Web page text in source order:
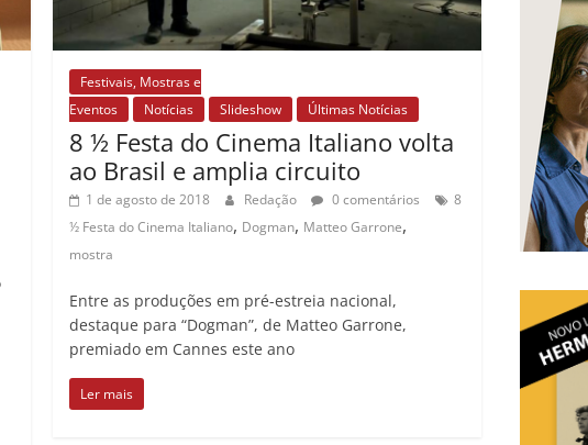
Festivais, Mostras e
Eventos
Notícias Slideshow Últimas Notícias
8 ½ Festa do Cinema Italiano volta
ao Brasil e amplia circuito
1 de agosto de 2018 Redação 0 comentários
8
½ Festa do Cinema Italiano, Dogman, Matteo Garrone,
mostra
Entre as produções em pré-estreia nacional,
destaque para “Dogman”, de Matteo Garrone,
premiado em Cannes este ano
Ler mais